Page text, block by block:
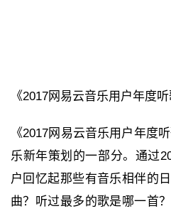
《2017网易云音乐用户年度
《2017网易云音乐用户年度
乐新年策划的一部分。通过
户回忆起那些有音乐相伴的
曲？听过最多的歌是哪一首